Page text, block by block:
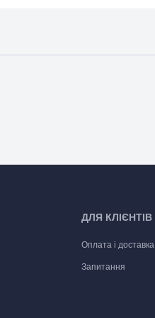
ДЛЯ КЛІЄНТІВ
Оплата і доставка
Запитання